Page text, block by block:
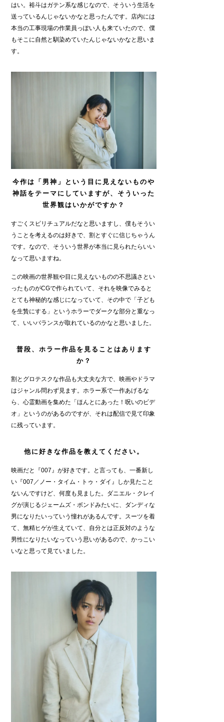
はい。裕斗はガテン系な感じなので、そういう生活を
送っているんじゃないかなと思ったんです。店内には
本当の工事現場の作業員っぽい人も来ていたので、僕
もそこに自然と馴染めていたんじゃないかなと思いま
す。
今作は「男神」という目に見えないものや
神話をテーマにしていますが、そういった
世界観はいかがですか？
すごくスピリチュアルだなと思いますし、僕もそうい
うことを考えるのは好きで、割とすぐに信じちゃうん
です。なので、そういう世界が本当に見られたらいい
なって思いますね。
この映画の世界観や目に見えないものの不思議さとい
ったものがCGで作られていて、それを映像でみると
とても神秘的な感じになっていて、その中で「子ども
を生贄にする」というホラーでダークな部分と重なっ
て、いいバランスが取れているのかなと思いました。
普段、ホラー作品を見ることはあります
か？
割とグロテスクな作品も大丈夫な方で、映画やドラマ
はジャンル問わず見ます。ホラー系で一作あげるな
ら、心霊動画を集めた「ほんとにあった！呪いのビデ
オ」というのがあるのですが、それは配信で見て印象
に残っています。
他に好きな作品を教えてください。
映画だと『007』が好きです。と言っても、一番新し
い『007／ノー・タイム・トゥ・ダイ』しか見たこと
ないんですけど、何度も見ました。ダニエル・クレイ
グが演じるジェームズ・ボンドみたいに、ダンディな
男になりたいっていう憧れがあるんです。スーツを着
て、無精ヒゲが生えていて、自分とは正反対のような
男性になりたいなっていう思いがあるので、かっこい
いなと思って見ていました。